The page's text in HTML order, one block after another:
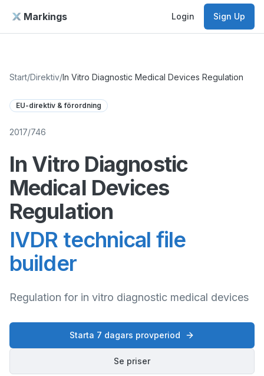
Markings Login Sign Up
Start/Direktiv/In Vitro Diagnostic Medical Devices Regulation
EU-direktiv & förordning
2017/746
In Vitro Diagnostic
Medical Devices
Regulation
IVDR technical file
builder
Regulation for in vitro diagnostic medical devices
Starta 7 dagars provperiod
Se priser